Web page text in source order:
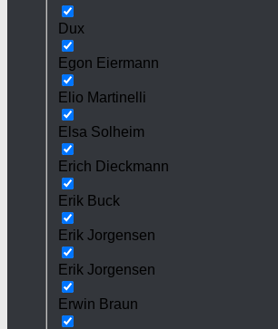
Dux
Egon Eiermann
Elio Martinelli
Elsa Solheim
Erich Dieckmann
Erik Buck
Erik Jorgensen
Erik Jorgensen
Erwin Braun